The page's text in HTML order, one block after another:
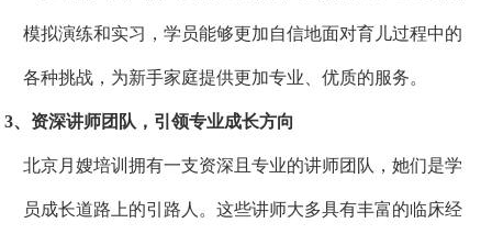
模拟演练和实习，学员能够更加自信地面对育儿过程中的
各种挑战，为新手家庭提供更加专业、优质的服务。
3、资深讲师团队，引领专业成长方向
北京月嫂培训拥有一支资深且专业的讲师团队，她们是学
员成长道路上的引路人。这些讲师大多具有丰富的临床经